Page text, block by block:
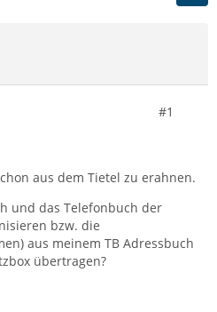
#1
aus dem Tietel zu erahnen.
und das Telefonbuch der
bzw. die
aus meinem TB Adressbuch
übertragen?